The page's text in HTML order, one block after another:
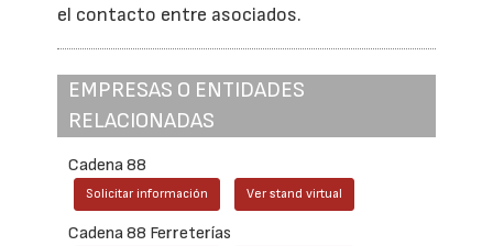
el contacto entre asociados.
EMPRESAS O ENTIDADES
RELACIONADAS
Cadena 88
Solicitar información Ver stand virtual
Cadena 88 Ferreterías